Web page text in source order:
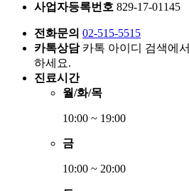
사업자등록번호 829-17-01145
전화문의 02-515-5515
카톡상담 카톡 아이디 검색에서
하세요.
진료시간
월/화/목
10:00 ~ 19:00
금
10:00 ~ 20:00